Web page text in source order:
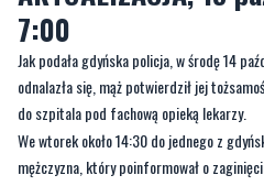
odnalazła się, mąż potwierdził jej
do szpitala pod fachową opieką lekarzy.
We wtorek około 14:30 do jednego z
mężczyzna, który poinformował o
zgłaszającym policjanci ustalili, że Maria
na ulicy Kurpińskiego (Gdynia Cisowa)
wróciła.